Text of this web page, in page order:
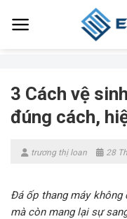
3 Cách vệ
đúng cách,
trương thị loan 28
Đá ốp thang máy
mà còn mang lại sự